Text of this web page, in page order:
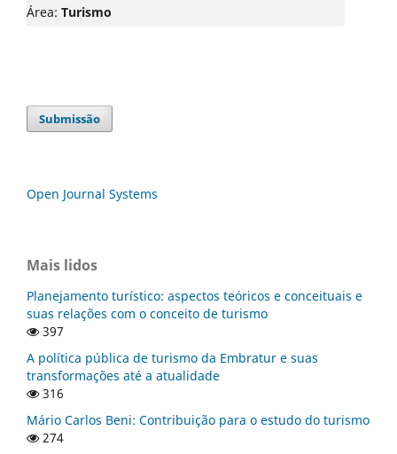
Área: Turismo
Submissão
Open Journal Systems
Mais lidos
Planejamento turístico: aspectos teóricos e conceituais e
suas relações com o conceito de turismo
397
A política pública de turismo da Embratur e suas
transformações até a atualidade
316
Mário Carlos Beni: Contribuição para o estudo do turismo
274